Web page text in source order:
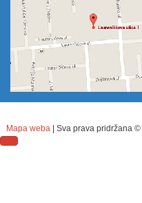
Mapa weba | Sva prava pridržana ©